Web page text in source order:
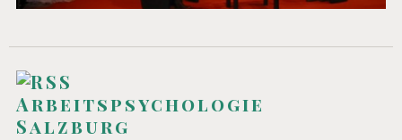
Arbeitspsychologie
Salzburg